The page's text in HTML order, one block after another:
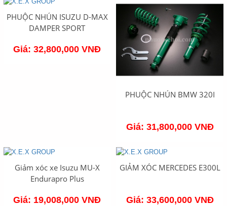
PHUỘC NHÚN ISUZU D-MAX
DAMPER SPORT
Giá: 32,800,000 VNĐ
PHUỘC NHÚN BMW 320I
Giá: 31,800,000 VNĐ
Giảm xóc xe Isuzu MU-X
Endurapro Plus
Giá: 19,008,000 VNĐ
GIẢM XÓC MERCEDES E300L
Giá: 33,600,000 VNĐ